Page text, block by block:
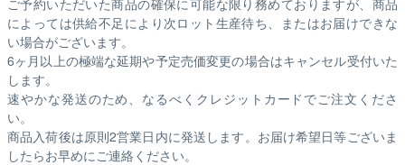
によっては供給不足により次ロット生産待ち、またはお届けできな
い場合がございます。
6ヶ月以上の極端な延期や予定売価変更の場合はキャンセル受付いた
します。
速やかな発送のため、なるべくクレジットカードでご注文くださ
い。
商品入荷後は原則2営業日内に発送します。お届け希望日等ございま
したらお早めにご連絡ください。